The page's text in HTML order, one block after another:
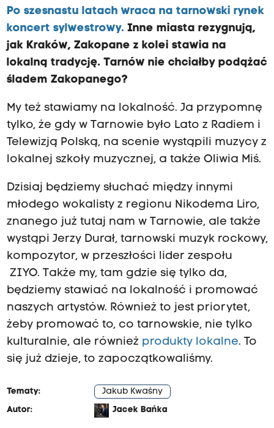
Po szesnastu latach wraca na tarnowski rynek
koncert sylwestrowy.Inne miasta rezygnują,
jak Kraków, Zakopane z kolei stawia na
lokalną tradycję. Tarnów nie chciałby podążać
śladem Zakopanego?
My też stawiamy na lokalność. Ja przypomnę
tylko, że gdy w Tarnowie było Lato z Radiem i
Telewizją Polską, na scenie wystąpili muzycy z
lokalnej szkoły muzycznej, a także Oliwia Miś.
Dzisiaj będziemy słuchać między innymi
młodego wokalisty z regionu Nikodema Liro,
znanego już tutaj nam w Tarnowie, ale także
wystąpi Jerzy Durał, tarnowski muzyk rockowy,
kompozytor, w przeszłości lider zespołu
ZIYO. Także my, tam gdzie się tylko da,
będziemy stawiać na lokalność i promować
naszych artystów. Również to jest priorytet,
żeby promować to, co tarnowskie, nie tylko
kulturalnie, ale również produkty lokalne. To
się już dzieje, to zapoczątkowaliśmy.
Tematy:
Jakub Kwaśny
Autor:
Jacek Bańka